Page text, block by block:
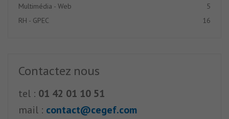
Multimédia - Web
5
RH - GPEC
16
Contactez nous
tel : 01 42 01 10 51
mail : contact@cegef.com